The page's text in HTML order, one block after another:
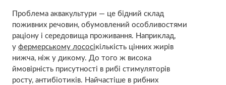
Проблема аквакультури — це бідний склад
поживних речовин, обумовлений особливостями
раціону і середовища проживання. Наприклад,
у фермерському лососікількість цінних жирів
нижча, ніж у дикому. До того ж висока
ймовірність присутності в рибі стимуляторів
росту, антибіотиків. Найчастіше в рибних